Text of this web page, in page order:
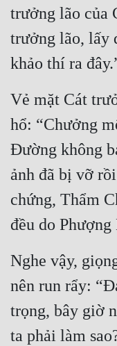
Xây Dựng Thế Lực
Đam Mỹ
Đẹp
Tính Cách Nhân Vật :
Cơ Trí
Sát Phạt Quyết Đoán
trưởng lão của
trưởng lão, lấy
khảo thí ra
Vẻ mặt Cát
hổ: “Chưởng
Đường không
ảnh đã bị vỡ
chứng, Thẩm
đều do
Nghe vậy,
nên run rẩy:
trọng, bây giờ
ta phải làm